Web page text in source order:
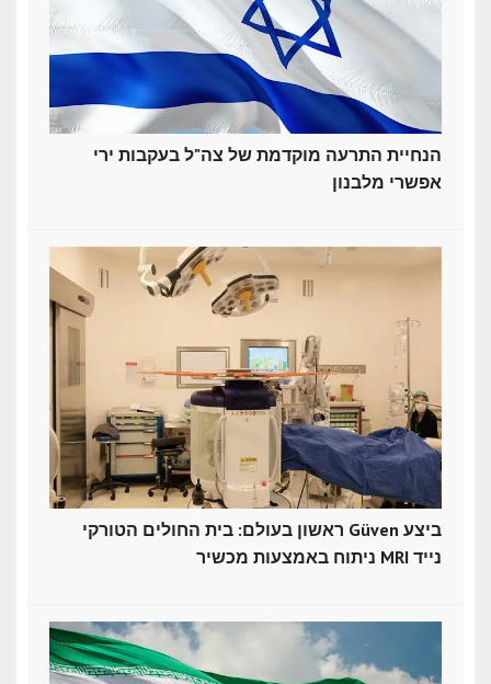
הנחיית התרעה מוקדמת של צה"ל בעקבות ירי
אפשרי מלבנון
ראשון בעולם: בית החולים הטורקי Güven ביצע
ניתוח באמצעות מכשיר MRI נייד